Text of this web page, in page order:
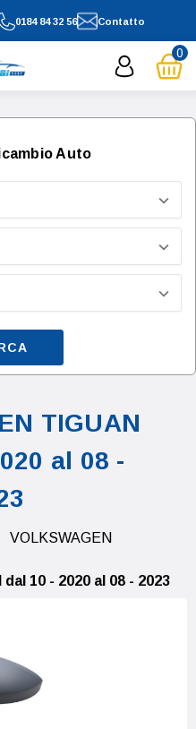
0184 84 32 56 Contatto
0
Auto
TIGUAN
al 08 -
VOLKSWAGEN
10 - 2020 al 08 - 2023